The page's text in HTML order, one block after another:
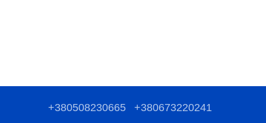
+380508230665 +380673220241